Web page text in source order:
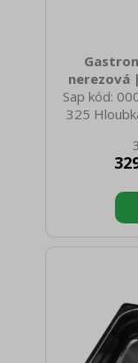
nerezová
Sap kód:
325
0.60 Šířka
brutto
Materiál:
Nerezové
100 Velikost